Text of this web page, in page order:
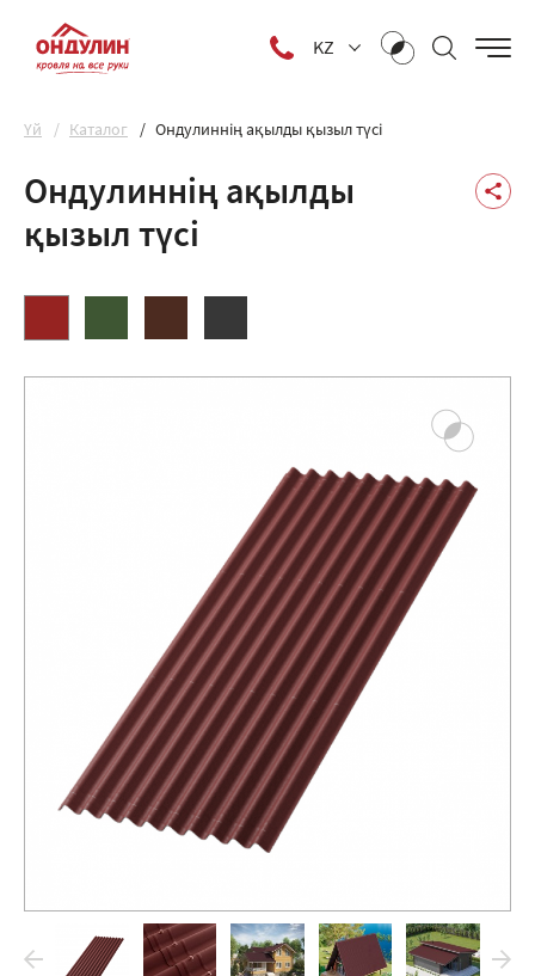
KZ
Yй Каталог Ондулиннің ақылды қызыл түсі
Ондулиннің ақылды
қызыл түсі